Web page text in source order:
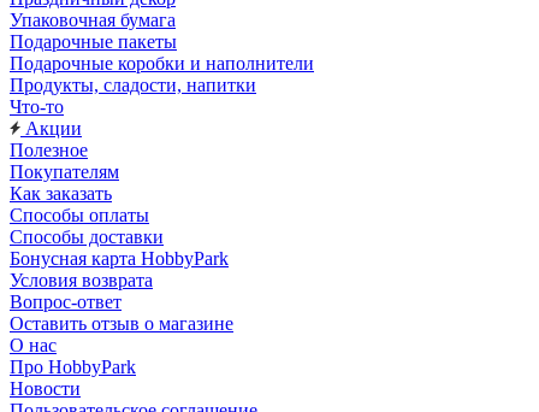
Упаковочная бумага
Подарочные пакеты
Подарочные коробки и наполнители
Продукты, сладости, напитки
Что-то
Акции
Полезное
Покупателям
Как заказать
Способы оплаты
Способы доставки
Бонусная карта HobbyPark
Условия возврата
Вопрос-ответ
Оставить отзыв о магазине
О нас
Про HobbyPark
Новости